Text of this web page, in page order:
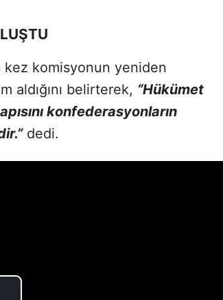
komisyonun yeniden
aldığını belirterek, “Hükümet
konfederasyonların
dedi.